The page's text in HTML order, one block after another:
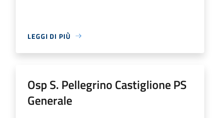
LEGGI DI PIÙ
Osp S. Pellegrino Castiglione PS
Generale